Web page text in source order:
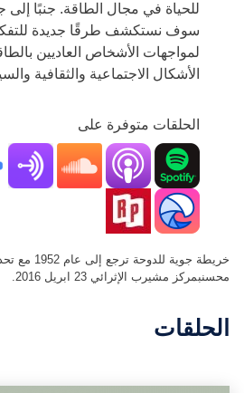
للحياة في مجال الطاقة. جنبًا
سوف نستكشف طرقًا جديدة
لمواجهات الأشخاص العاديين
الأشكال الاجتماعية والثقافية
الحلقات متوفرة على
خريطة جوية
محسنبمركز مشيرب الإثرائي 23 ابريل 2016.
الحلقات